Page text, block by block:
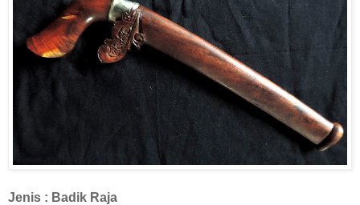
Jenis : Badik Raja